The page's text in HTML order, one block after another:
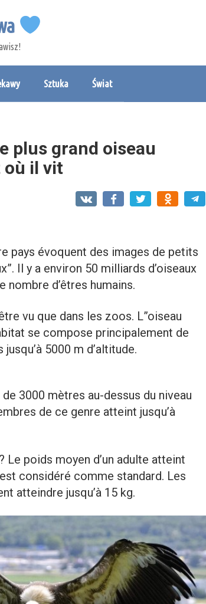
Sztuka Świat
plus grand oiseau
où il vit
pays évoquent des images de petits
Il y a environ 50 milliards d’oiseaux
d’êtres humains.
vu que dans les zoos. L”oiseau
se compose principalement de
5000 m d’altitude.
3000 mètres au-dessus du niveau
de ce genre atteint jusqu’à
Le poids moyen d’un adulte atteint
considéré comme standard. Les
atteindre jusqu’à 15 kg.